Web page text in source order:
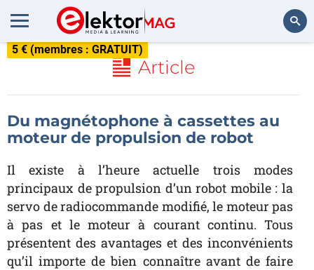
5 € (membres : GRATUIT)
Article
Du magnétophone à cassettes au
moteur de propulsion de robot
Il existe à l’heure actuelle trois modes
principaux de propulsion d’un robot mobile : la
servo de radiocommande modifié, le moteur pas
à pas et le moteur à courant continu. Tous
présentent des avantages et des inconvénients
qu’il importe de bien connaître avant de faire